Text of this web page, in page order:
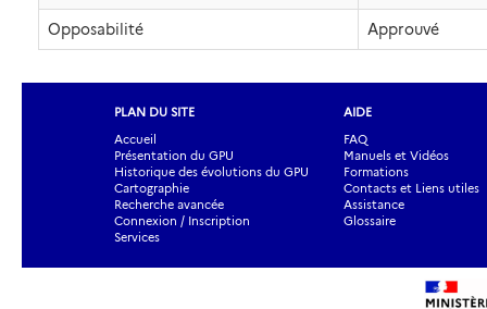
Opposabilité Approuvé
PLAN DU SITE
Accueil
Présentation du GPU
Historique des évolutions du GPU
Cartographie
Recherche avancée
Connexion / Inscription
Services
AIDE
FAQ
Manuels et Vidéos
Formations
Contacts et Liens utiles
Assistance
Glossaire